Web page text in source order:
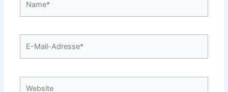
Mail-